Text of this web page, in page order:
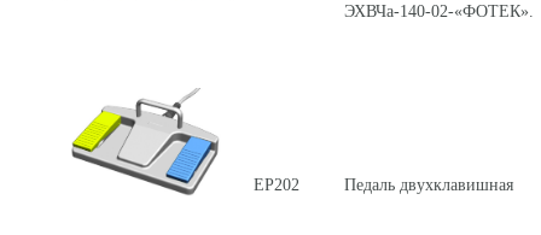
ЭХВЧа-140-02-«ФОТЕК».
ЕР202 Педаль двухклавишная